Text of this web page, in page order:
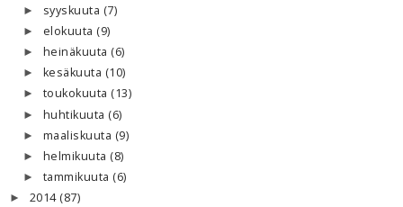
► syyskuuta (7)
► elokuuta (9)
► heinäkuuta (6)
► kesäkuuta (10)
► toukokuuta (13)
► huhtikuuta (6)
► maaliskuuta (9)
► helmikuuta (8)
► tammikuuta (6)
► 2014 (87)